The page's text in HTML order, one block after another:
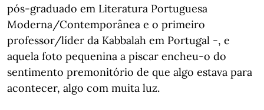
pós-graduado em Literatura Portuguesa
Moderna/Contemporânea e o primeiro
professor/líder da Kabbalah em Portugal -, e
aquela foto pequenina a piscar encheu-o do
sentimento premonitório de que algo estava para
acontecer, algo com muita luz.